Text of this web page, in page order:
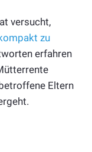
versucht,
zu
erfahren
Eltern